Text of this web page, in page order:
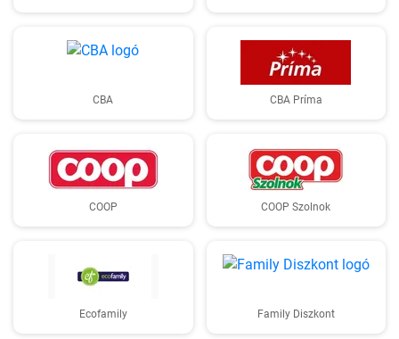
CBA CBA Príma
COOP COOP Szolnok
Ecofamily Family Diszkont